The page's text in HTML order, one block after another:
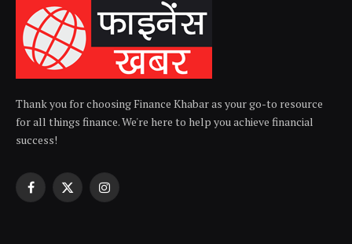
Thank you for choosing Finance Khabar as your go-to resource
for all things finance. We're here to help you achieve financial
success!
Facebook
X
Instagram